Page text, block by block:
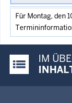
Für Montag, den
Justiz-Portal
IM